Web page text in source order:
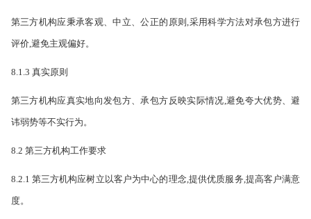
第三方机构应秉承客观、中立、公正的原则,采用科学方法对承包方进行
评价,避免主观偏好。
8.1.3 真实原则
第三方机构应真实地向发包方、承包方反映实际情况,避免夸大优势、避
讳弱势等不实行为。
8.2 第三方机构工作要求
8.2.1 第三方机构应树立以客户为中心的理念,提供优质服务,提高客户满意
度。